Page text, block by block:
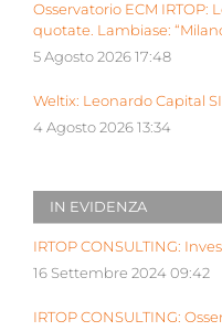
Osservatorio ECM
quotate. Lambiase:
5 Agosto 2026 17:48
Weltix: Leonardo Capital
4 Agosto 2026 13:34
IN EVIDENZA
IRTOP CONSULTING:
16 Settembre 2024 09:42
IRTOP CONSULTING: